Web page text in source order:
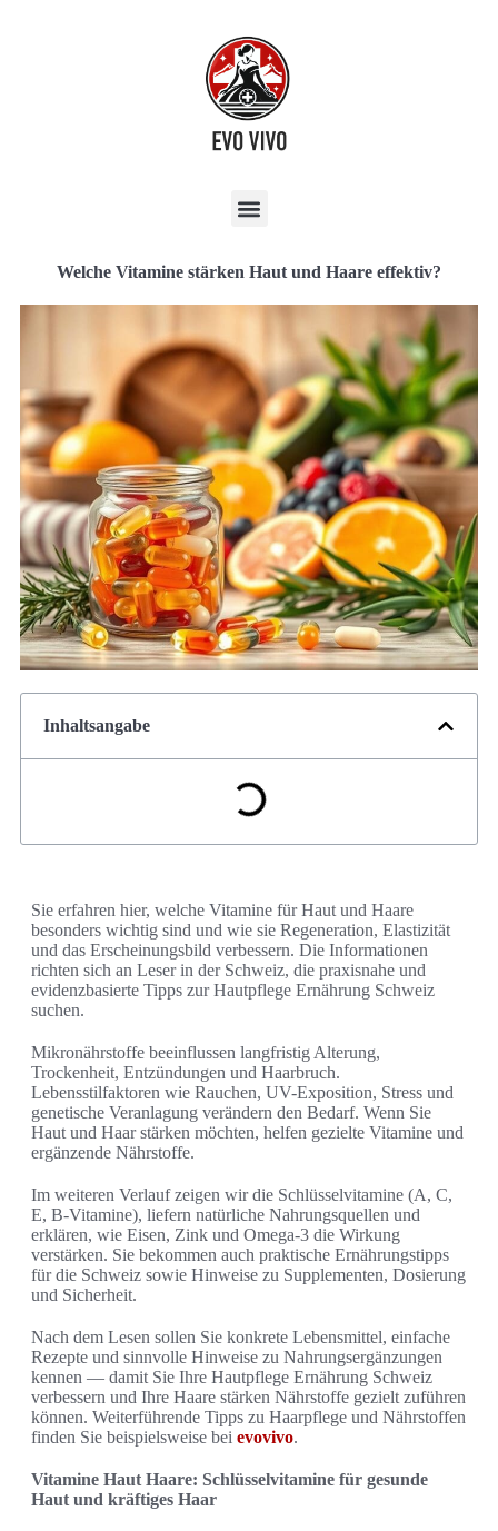
Welche Vitamine stärken Haut und Haare effektiv?
Inhaltsangabe
Sie erfahren hier, welche Vitamine für Haut und Haare
besonders wichtig sind und wie sie Regeneration, Elastizität
und das Erscheinungsbild verbessern. Die Informationen
richten sich an Leser in der Schweiz, die praxisnahe und
evidenzbasierte Tipps zur Hautpflege Ernährung Schweiz
suchen.
Mikronährstoffe beeinflussen langfristig Alterung,
Trockenheit, Entzündungen und Haarbruch.
Lebensstilfaktoren wie Rauchen, UV-Exposition, Stress und
genetische Veranlagung verändern den Bedarf. Wenn Sie
Haut und Haar stärken möchten, helfen gezielte Vitamine und
ergänzende Nährstoffe.
Im weiteren Verlauf zeigen wir die Schlüsselvitamine (A, C,
E, B-Vitamine), liefern natürliche Nahrungsquellen und
erklären, wie Eisen, Zink und Omega-3 die Wirkung
verstärken. Sie bekommen auch praktische Ernährungstipps
für die Schweiz sowie Hinweise zu Supplementen, Dosierung
und Sicherheit.
Nach dem Lesen sollen Sie konkrete Lebensmittel, einfache
Rezepte und sinnvolle Hinweise zu Nahrungsergänzungen
kennen — damit Sie Ihre Hautpflege Ernährung Schweiz
verbessern und Ihre Haare stärken Nährstoffe gezielt zuführen
können. Weiterführende Tipps zu Haarpflege und Nährstoffen
finden Sie beispielsweise bei evovivo.
Vitamine Haut Haare: Schlüsselvitamine für gesunde
Haut und kräftiges Haar